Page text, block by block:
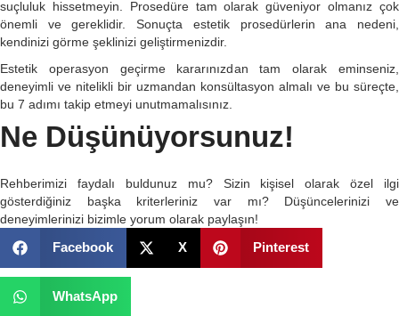
suçluluk hissetmeyin. Prosedüre tam olarak güveniyor olmanız çok
önemli ve gereklidir. Sonuçta estetik prosedürlerin ana nedeni,
kendinizi görme şeklinizi geliştirmenizdir.
Estetik operasyon geçirme kararınızdan tam olarak eminseniz,
deneyimli ve nitelikli bir uzmandan konsültasyon almalı ve bu süreçte,
bu 7 adımı takip etmeyi unutmamalısınız.
Ne Düşünüyorsunuz!
Rehberimizi faydalı buldunuz mu? Sizin kişisel olarak özel ilgi
gösterdiğiniz başka kriterleriniz var mı? Düşüncelerinizi ve
deneyimlerinizi bizimle yorum olarak paylaşın!
Facebook X Pinterest
WhatsApp